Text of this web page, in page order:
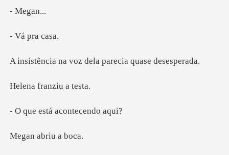
ega
pra
voz dela parecia
franziu
tá acontec
abriu